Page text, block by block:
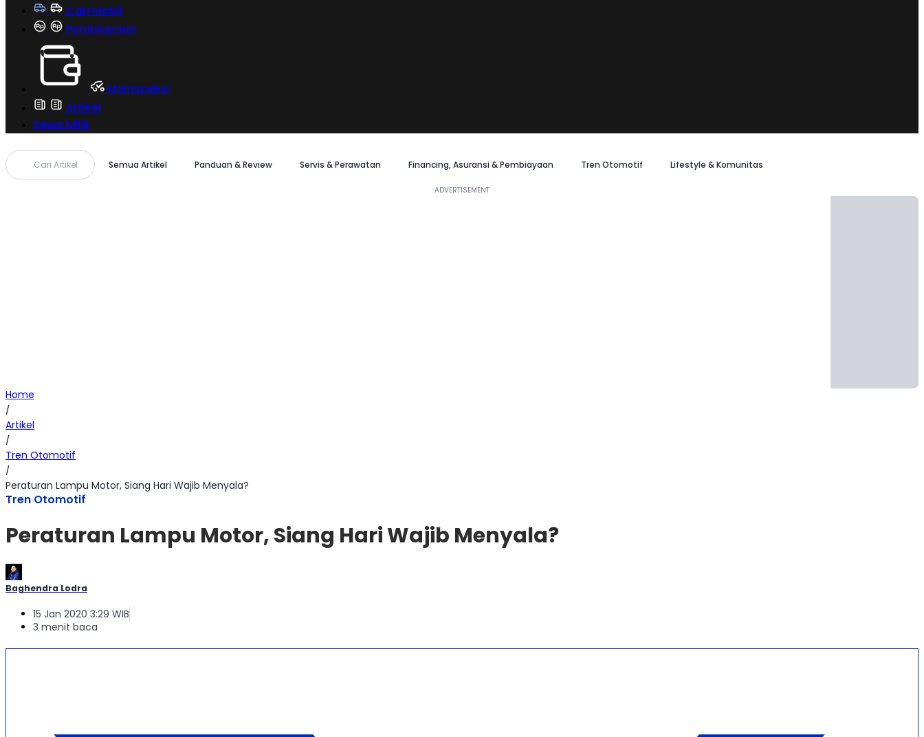
Cari Mobil
Pembiayaan
MoInspeksi
Artikel
Sewa Milik
Cari Artikel Semua Artikel Panduan & Review Servis & Perawatan Financing, Asuransi & Pembiayaan Tren Otomotif Lifestyle & Komunitas
Home
/
Artikel
/
Tren Otomotif
/
Peraturan Lampu Motor, Siang Hari Wajib Menyala?
Tren Otomotif
Peraturan Lampu Motor, Siang Hari Wajib Menyala?
Baghendra Lodra
15 Jan 2020 3:29 WIB
3 menit baca